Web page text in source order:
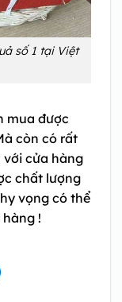
số 1 tại Việt
mua được
còn có rất
với cửa hàng
chất lượng
vọng có thể
!